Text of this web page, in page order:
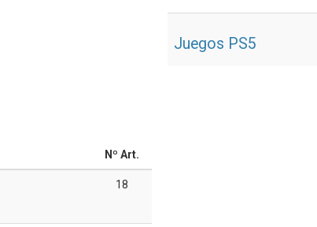
Juegos PS5
Nº Art.
18